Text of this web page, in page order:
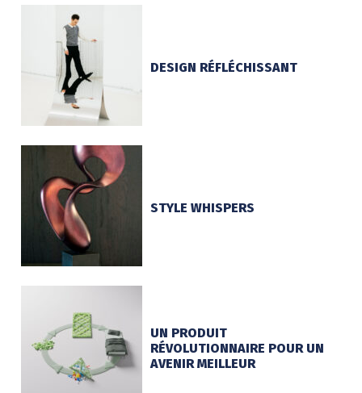
DESIGN RÉFLÉCHISSANT
STYLE WHISPERS
UN PRODUIT
RÉVOLUTIONNAIRE POUR UN
AVENIR MEILLEUR